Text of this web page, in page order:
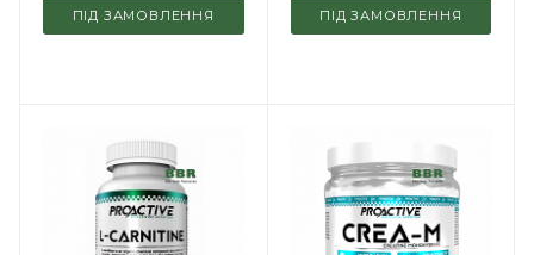
ПІД ЗАМОВЛЕННЯ ПІД ЗАМОВЛЕННЯ